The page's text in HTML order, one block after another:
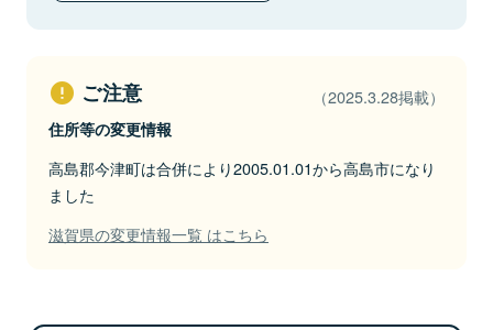
ご注意 （2025.3.28掲載）
住所等の変更情報
高島郡今津町は合併により2005.01.01から高島市になり
ました
滋賀県の変更情報一覧 はこちら